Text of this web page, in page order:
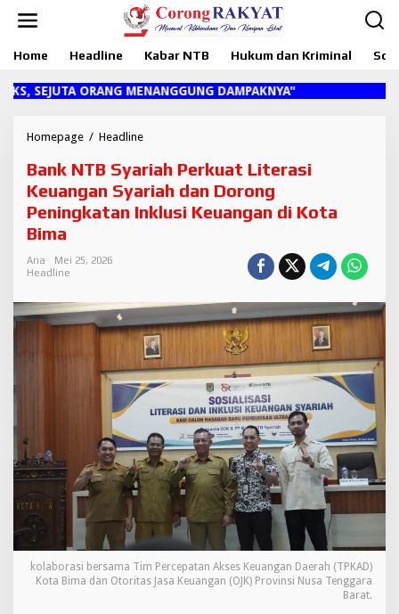
Home Headline Kabar NTB Hukum dan Kriminal
ORANG MENANGGUNG DAMPAKNYA"
Homepage / Headline
n
k
N
T
a
h
P
e
r
a
t
L
e
r
a
s
i
Bank NTB Syariah Perkuat Literasi
Keuangan Syariah dan Dorong
Peningkatan Inklusi Keuangan di Kota
Bima
Ana
Mei 25, 2026
Headline
kolaborasi bersama Tim Percepatan Akses Keuangan Daerah (TPKAD)
Kota Bima dan Otoritas Jasa Keuangan (OJK) Provinsi Nusa Tenggara
Barat.